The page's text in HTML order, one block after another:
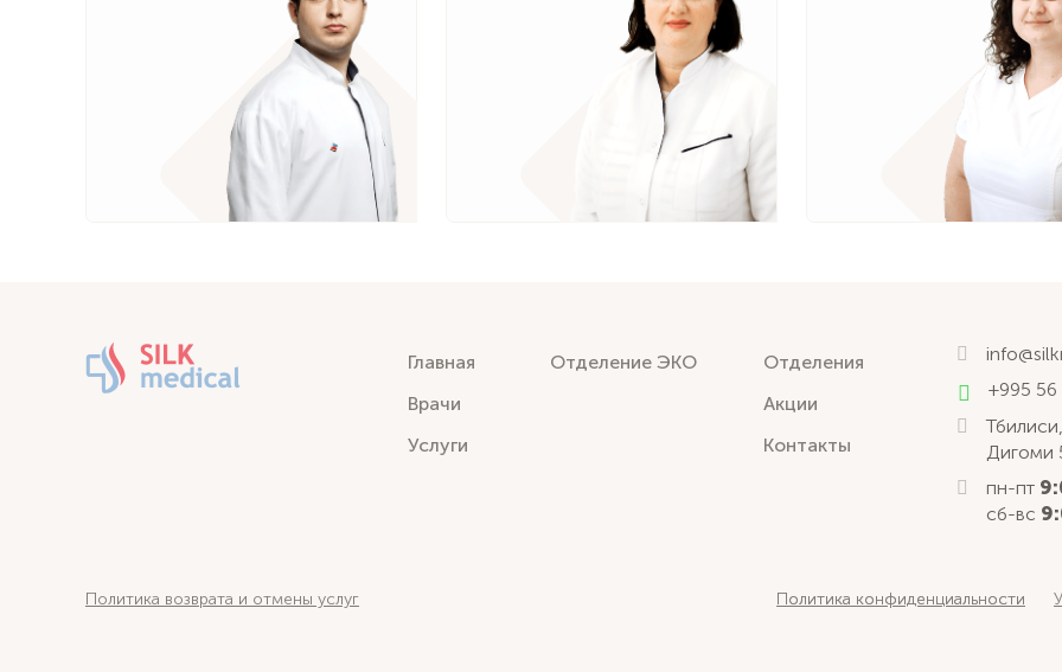
Главная
Врачи
Услуги
Отделение ЭКО
Отделения
Акции
Контакты
+995
Дигоми
пн-пт
сб-вс
Политика возврата и отмены услуг Политика конфиденциальности